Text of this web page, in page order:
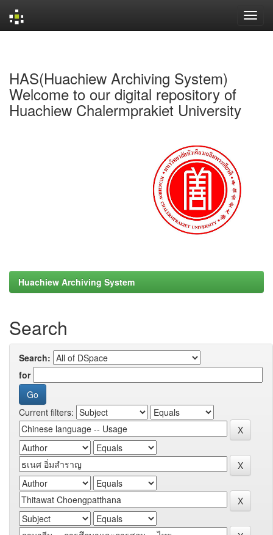
HAS(Huachiew Archiving System)
Welcome to our digital repository of
Huachiew Chalermprakiet University
Huachiew Archiving System
Search
Search:
for
Current filters: